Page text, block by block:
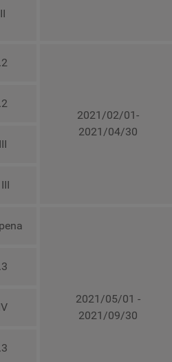
2021/02/01-
2021/04/30
2021/05/01 -
2021/09/30